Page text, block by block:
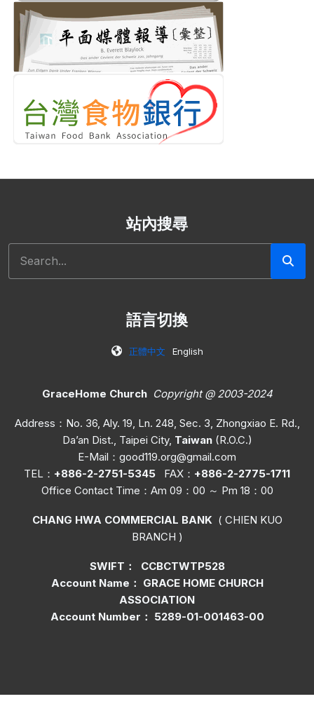
站內搜尋
語言切換
正體中文 English
GraceHome Church Copyright @ 2003-2024
Address：No. 36, Aly. 19, Ln. 248, Sec. 3, Zhongxiao E. Rd.,
Da’an Dist., Taipei City, Taiwan (R.O.C.)
E-Mail： good119.org@gmail.com
TEL： +886-2-2751-5345 FAX： +886-2-2775-1711
Office Contact Time ：Am 09：00 ～ Pm 18：00
CHANG HWA COMMERCIAL BANK ( CHIEN KUO
BRANCH )
SWIFT： CCBCTWTP528
Account Name： GRACE HOME CHURCH
ASSOCIATION
Account Number： 5289-01-001463-00